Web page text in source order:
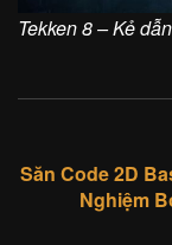
Tekken 8 – Kẻ
Săn Code 2D
Nghiệm